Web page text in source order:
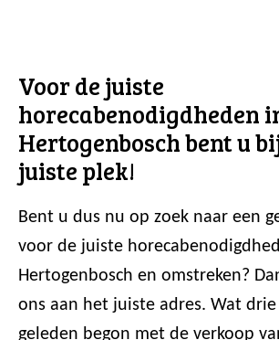
Voor de juiste
horecabenodigdheden
Hertogenbosch bent u
juiste plek!
Bent u dus nu op zoek naar een
voor de juiste
Hertogenbosch en omstreken?
ons aan het juiste adres. Wat drie
geleden begon met de verkoop